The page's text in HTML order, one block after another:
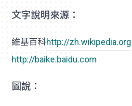
文字說明來源：
維基百科http://zh.wikipedia.org
http://baike.baidu.com
圖說：